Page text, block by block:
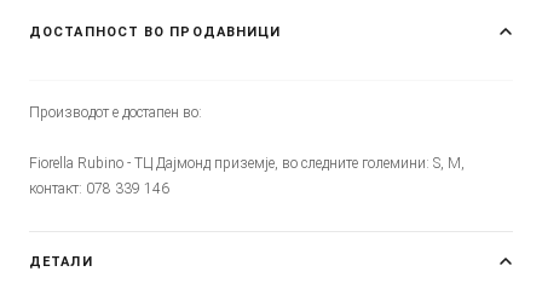
ДОСТАПНОСТ ВО ПРОДАВНИЦИ
Производот е достапен во:
Fiorella Rubino - ТЦ Дајмонд приземје, во следните големини: S, M,
контакт: 078 339 146
ДЕТАЛИ